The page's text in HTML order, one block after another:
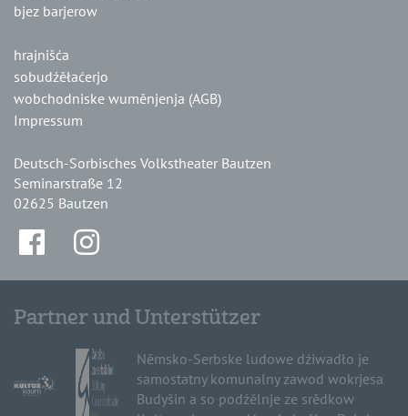
bjez barjerow
hrajnišća
sobudźěłaćerjo
wobchodniske wuměnjenja (AGB)
Impressum
Deutsch-Sorbisches Volkstheater Bautzen
Seminarstraße 12
02625 Bautzen
Partner und Unterstützer
Němsko-Serbske ludowe dźiwadło je
samostatny komunalny zawod wokrjesa
Budyšin a so podźělnje ze srědkow